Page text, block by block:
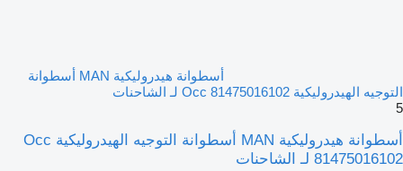
أسطوانة هيدروليكية MAN أسطوانة
التوجيه الهيدروليكية Occ 81475016102 لـ الشاحنات
5
أسطوانة هيدروليكية MAN أسطوانة التوجيه الهيدروليكية Occ
81475016102 لـ الشاحنات